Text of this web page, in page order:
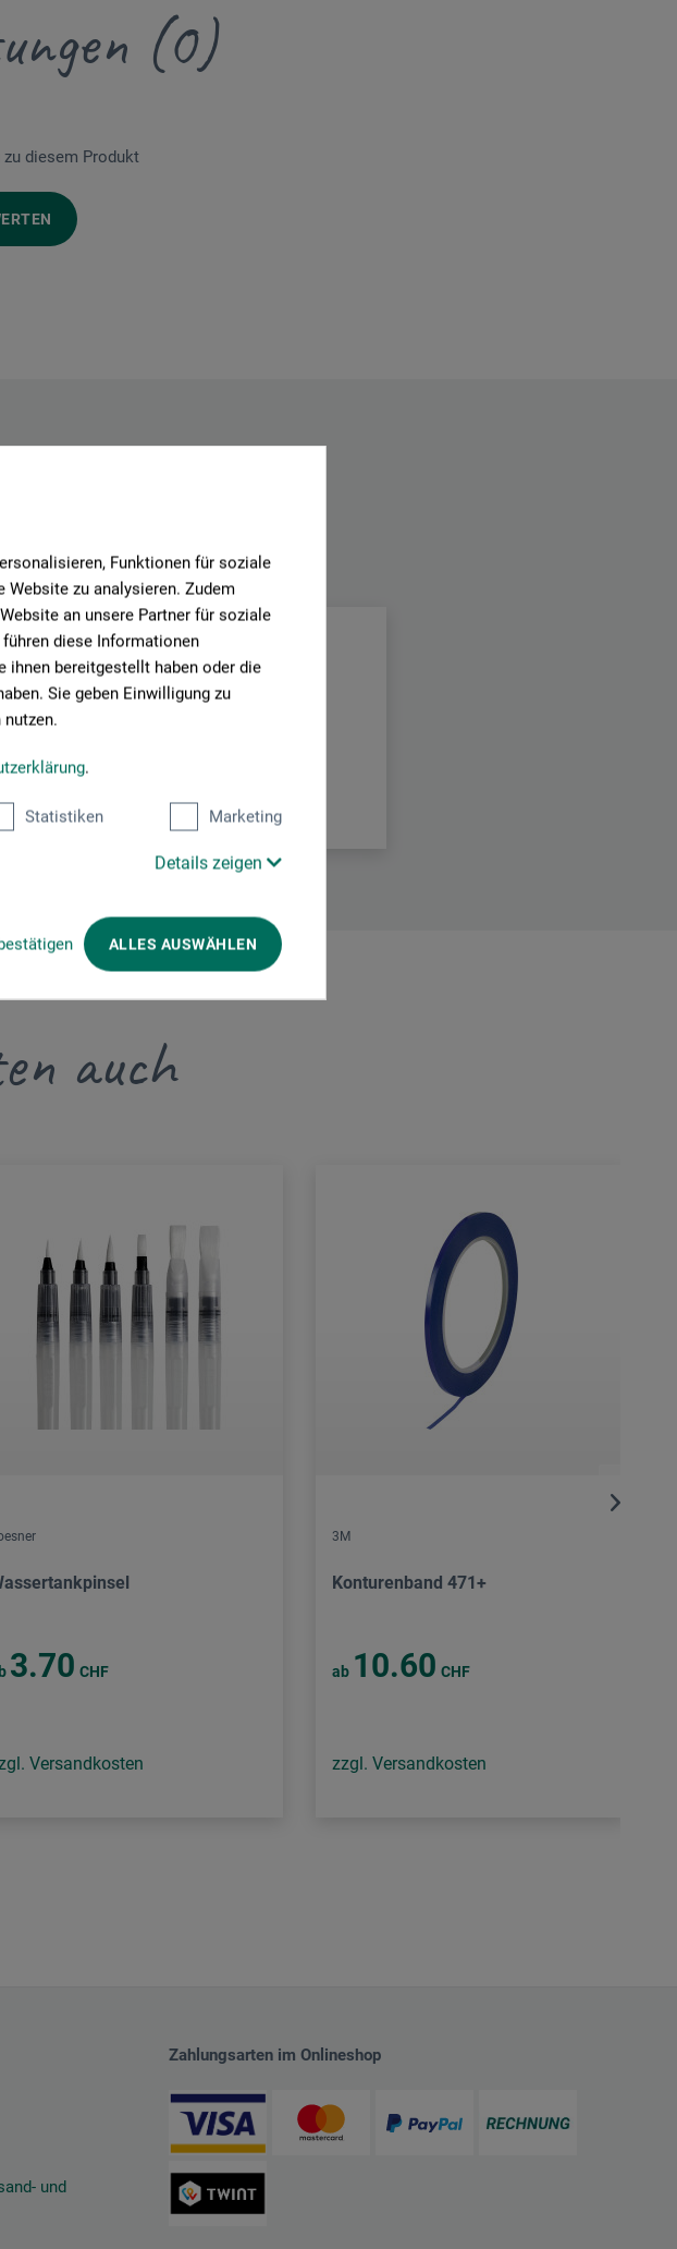
Funktionen für soziale
Website zu analysieren. Zudem
an unsere Partner für soziale
führen diese Informationen
ihnen bereitgestellt haben oder die
Sie geben Einwilligung zu
.
Statistiken Marketing
Details zeigen
ALLES AUSWÄHLEN
(0)
diesem Produkt
zu diesem Produkt.
auch
3.70 CHF
Versandkosten
3M
Konturenband 471+
ab 10.60 CHF
zzgl. Versandkosten
und
Zahlungsarten im Onlineshop